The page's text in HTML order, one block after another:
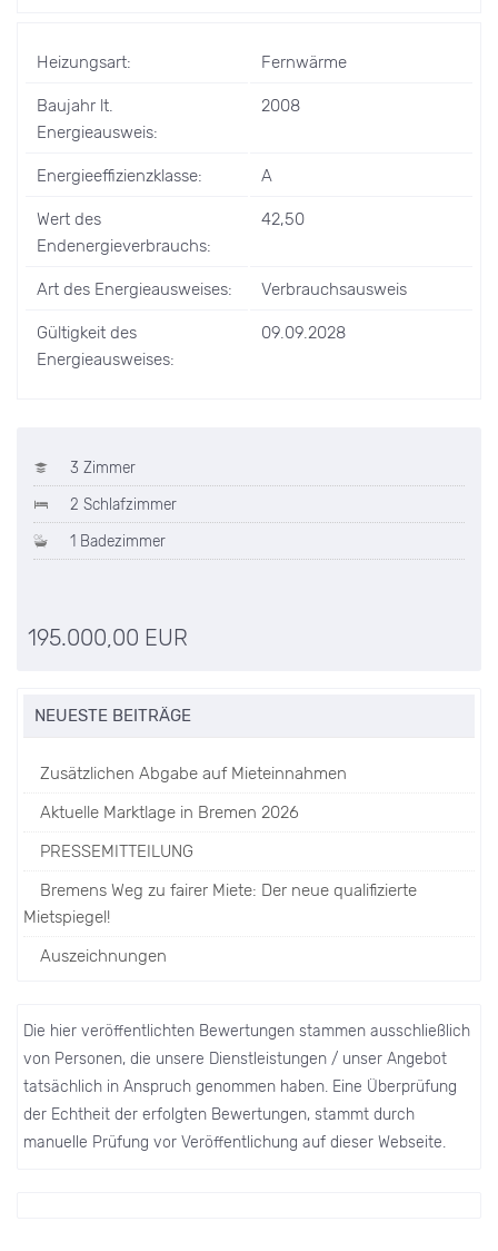
Heizungsart: Fernwärme
Baujahr lt.
Energieausweis:
2008
Energieeffizienzklasse: A
Wert des
Endenergieverbrauchs:
42,50
Art des Energieausweises: Verbrauchsausweis
Gültigkeit des
Energieausweises:
09.09.2028
3 Zimmer
2 Schlafzimmer
1 Badezimmer
195.000,00 EUR
NEUESTE BEITRÄGE
Zusätzlichen Abgabe auf Mieteinnahmen
Aktuelle Marktlage in Bremen 2026
PRESSEMITTEILUNG
Bremens Weg zu fairer Miete: Der neue qualifizierte
Mietspiegel!
Auszeichnungen
Die hier veröffentlichten Bewertungen stammen ausschließlich
von Personen, die unsere Dienstleistungen / unser Angebot
tatsächlich in Anspruch genommen haben. Eine Überprüfung
der Echtheit der erfolgten Bewertungen, stammt durch
manuelle Prüfung vor Veröffentlichung auf dieser Webseite.